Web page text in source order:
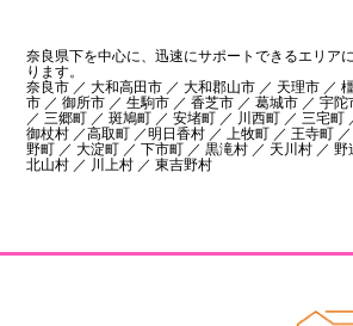
奈良県下を中心に、迅速にサポートできるエリア
ります。
奈良市 ／ 大和高田市 ／ 大和郡山市 ／ 天理市 ／
市 ／ 御所市 ／ 生駒市 ／ 香芝市 ／ 葛城市 ／ 宇
／ 三郷町 ／ 斑鳩町 ／ 安堵町 ／ 川西町 ／ 三宅町
御杖村 ／高取町 ／明日香村 ／ 上牧町 ／ 王寺町
野町 ／ 大淀町 ／ 下市町 ／ 黒滝村 ／ 天川村 ／
北山村 ／ 川上村 ／ 東吉野村